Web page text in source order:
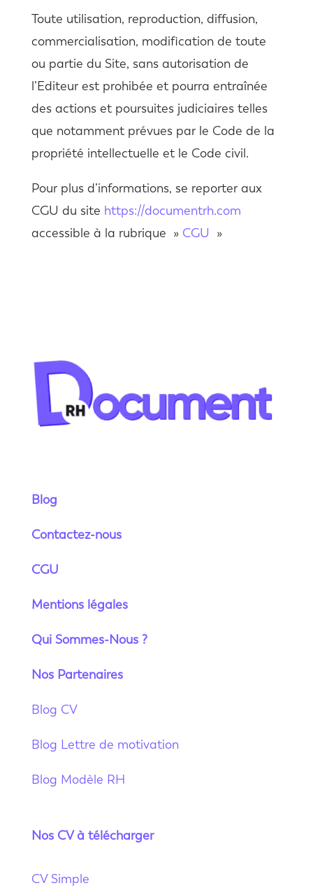
Toute utilisation, reproduction, diffusion,
commercialisation, modification de toute
ou partie du Site , sans autorisation de
l’Editeur est prohibée et pourra entraînée
des actions et poursuites judiciaires telles
que notamment prévues par le Code de la
propriété intellectuelle et le Code civil.
Pour plus d’informations, se reporter aux
CGU du site https://documentrh.com
accessible à la rubrique » CGU »
Blog
Contactez-nous
CGU
Mentions légales
Qui Sommes-Nous ?
Nos Partenaires
Blog CV
Blog Lettre de motivation
Blog Modèle RH
Nos CV à télécharger
CV Simple